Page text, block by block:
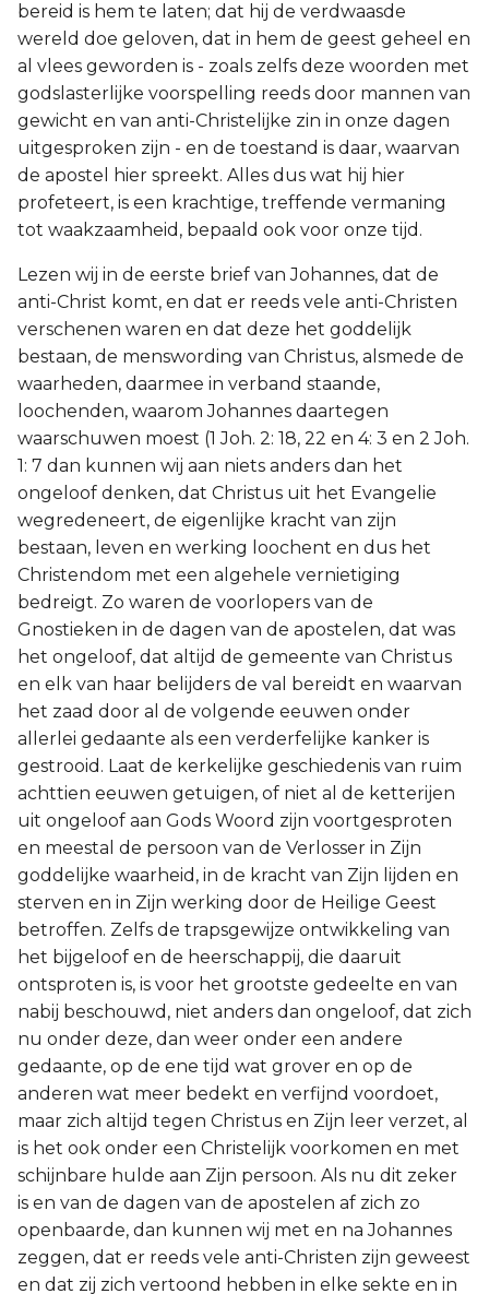
bereid is hem te laten; dat hij de verdwaasde
wereld doe geloven, dat in hem de geest geheel en
al vlees geworden is - zoals zelfs deze woorden met
godslasterlijke voorspelling reeds door mannen van
gewicht en van anti-Christelijke zin in onze dagen
uitgesproken zijn - en de toestand is daar, waarvan
de apostel hier spreekt. Alles dus wat hij hier
profeteert, is een krachtige, treffende vermaning
tot waakzaamheid, bepaald ook voor onze tijd.
Lezen wij in de eerste brief van Johannes, dat de
anti-Christ komt, en dat er reeds vele anti-Christen
verschenen waren en dat deze het goddelijk
bestaan, de menswording van Christus, alsmede de
waarheden, daarmee in verband staande,
loochenden, waarom Johannes daartegen
waarschuwen moest (1 Joh. 2: 18, 22 en 4: 3 en 2 Joh.
1: 7 dan kunnen wij aan niets anders dan het
ongeloof denken, dat Christus uit het Evangelie
wegredeneert, de eigenlijke kracht van zijn
bestaan, leven en werking loochent en dus het
Christendom met een algehele vernietiging
bedreigt. Zo waren de voorlopers van de
Gnostieken in de dagen van de apostelen, dat was
het ongeloof, dat altijd de gemeente van Christus
en elk van haar belijders de val bereidt en waarvan
het zaad door al de volgende eeuwen onder
allerlei gedaante als een verderfelijke kanker is
gestrooid. Laat de kerkelijke geschiedenis van ruim
achttien eeuwen getuigen, of niet al de ketterijen
uit ongeloof aan Gods Woord zijn voortgesproten
en meestal de persoon van de Verlosser in Zijn
goddelijke waarheid, in de kracht van Zijn lijden en
sterven en in Zijn werking door de Heilige Geest
betroffen. Zelfs de trapsgewijze ontwikkeling van
het bijgeloof en de heerschappij, die daaruit
ontsproten is, is voor het grootste gedeelte en van
nabij beschouwd, niet anders dan ongeloof, dat zich
nu onder deze, dan weer onder een andere
gedaante, op de ene tijd wat grover en op de
anderen wat meer bedekt en verfijnd voordoet,
maar zich altijd tegen Christus en Zijn leer verzet, al
is het ook onder een Christelijk voorkomen en met
schijnbare hulde aan Zijn persoon. Als nu dit zeker
is en van de dagen van de apostelen af zich zo
openbaarde, dan kunnen wij met en na Johannes
zeggen, dat er reeds vele anti-Christen zijn geweest
en dat zij zich vertoond hebben in elke sekte en in